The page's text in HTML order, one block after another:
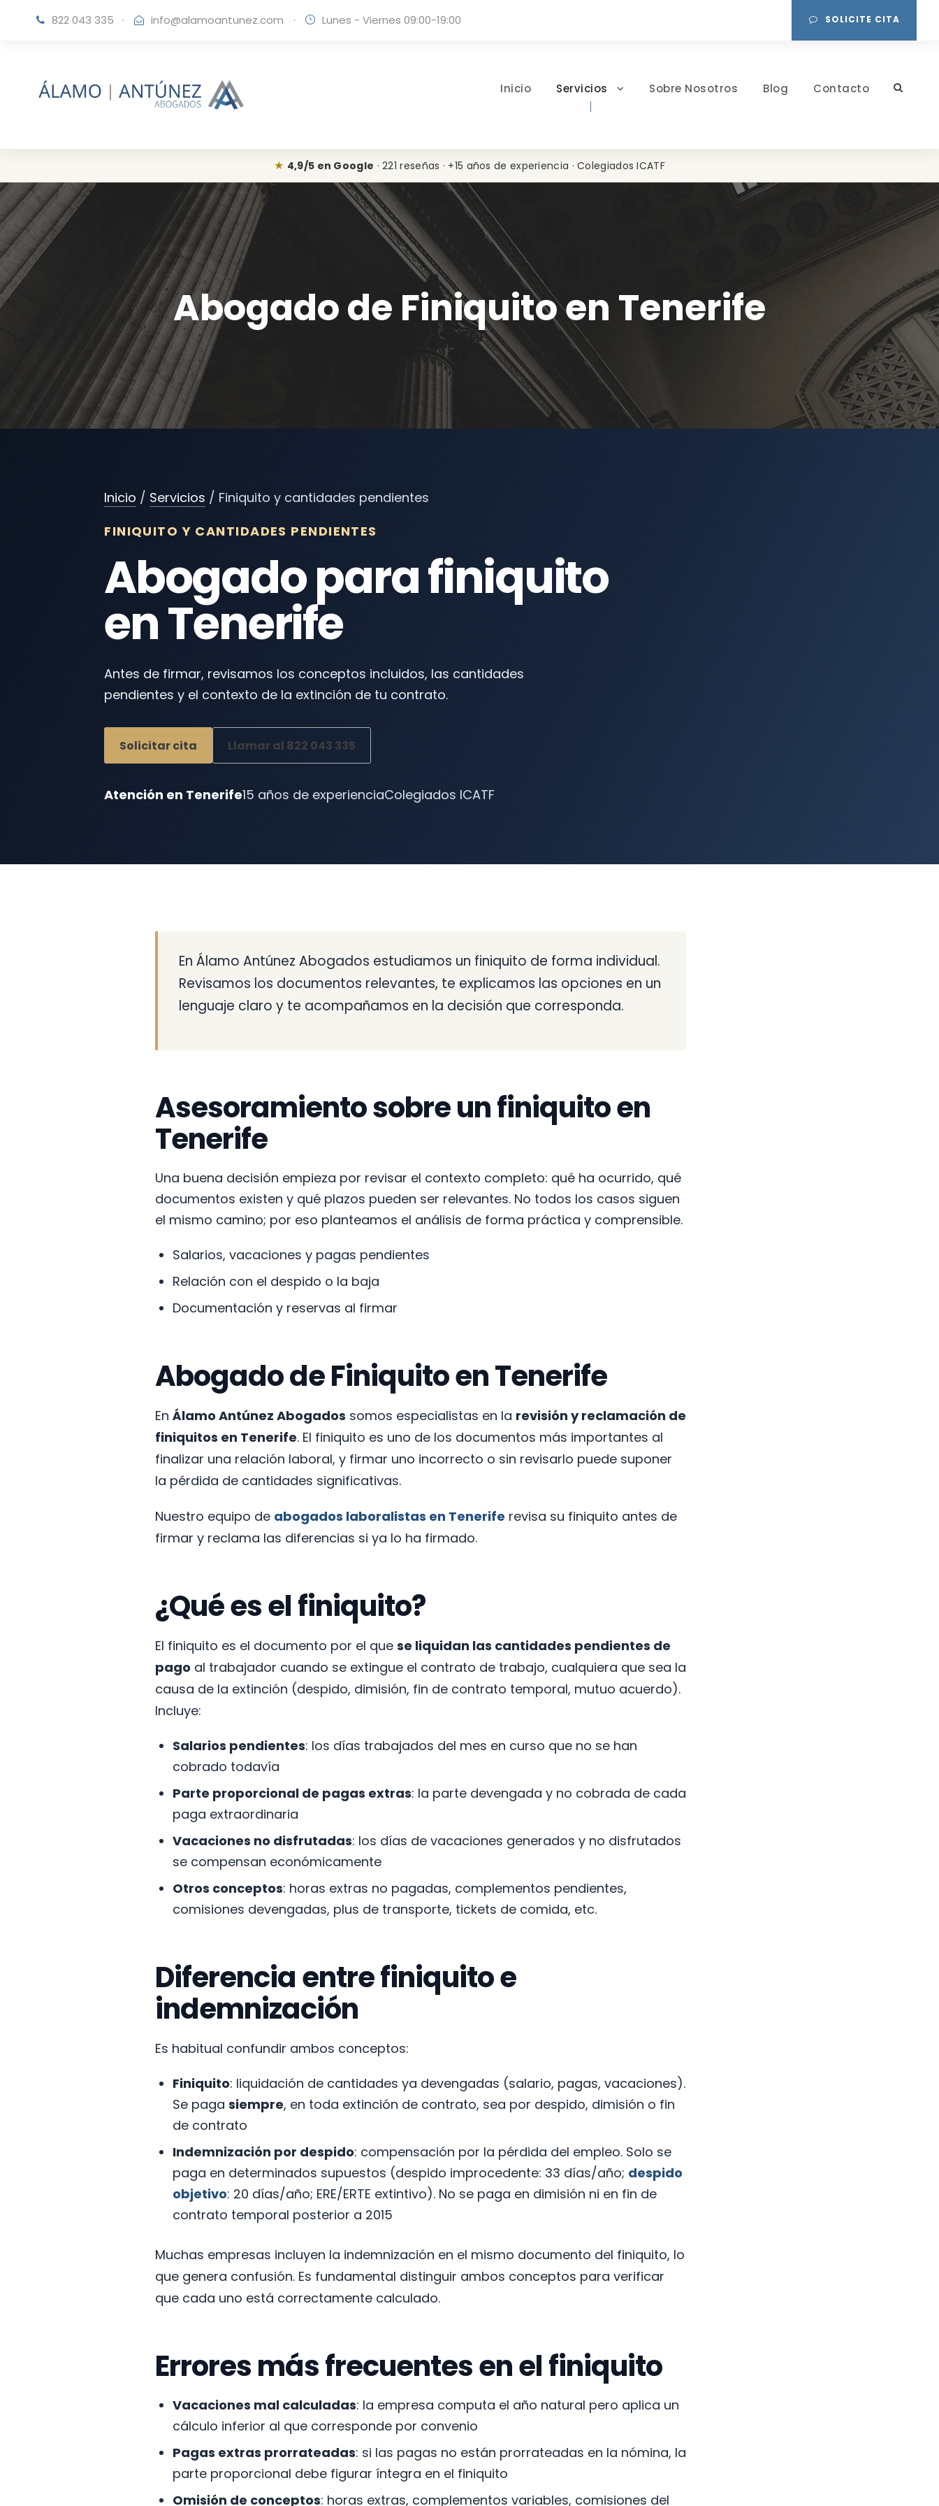
822 043 335 · info@alamoantunez.com · Lunes - Viernes 09:00-19:00 SOLICITE CITA
Inicio Servicios Sobre Nosotros Blog Contacto
★ 4,9/5 en Google · 221 reseñas · +15 años de experiencia · Colegiados ICATF
Abogado de Finiquito en Tenerife
Inicio / Servicios / Finiquito y cantidades pendientes
FINIQUITO Y CANTIDADES PENDIENTES
Abogado para finiquito
en Tenerife
Antes de firmar, revisamos los conceptos incluidos, las cantidades
pendientes y el contexto de la extinción de tu contrato.
Solicitar cita Llamar al 822 043 335
Atención en Tenerife15 años de experienciaColegiados ICATF
En Álamo Antúnez Abogados estudiamos un finiquito de forma individual.
Revisamos los documentos relevantes, te explicamos las opciones en un
lenguaje claro y te acompañamos en la decisión que corresponda.
Asesoramiento sobre un finiquito en
Tenerife
Una buena decisión empieza por revisar el contexto completo: qué ha ocurrido, qué
documentos existen y qué plazos pueden ser relevantes. No todos los casos siguen
el mismo camino; por eso planteamos el análisis de forma práctica y comprensible.
Salarios, vacaciones y pagas pendientes
Relación con el despido o la baja
Documentación y reservas al firmar
Abogado de Finiquito en Tenerife
En Álamo Antúnez Abogados somos especialistas en la revisión y reclamación de
finiquitos en Tenerife. El finiquito es uno de los documentos más importantes al
finalizar una relación laboral, y firmar uno incorrecto o sin revisarlo puede suponer
la pérdida de cantidades significativas.
Nuestro equipo de abogados laboralistas en Tenerife revisa su finiquito antes de
firmar y reclama las diferencias si ya lo ha firmado.
¿Qué es el finiquito?
El finiquito es el documento por el que se liquidan las cantidades pendientes de
pago al trabajador cuando se extingue el contrato de trabajo, cualquiera que sea la
causa de la extinción (despido, dimisión, fin de contrato temporal, mutuo acuerdo).
Incluye:
Salarios pendientes: los días trabajados del mes en curso que no se han
cobrado todavía
Parte proporcional de pagas extras: la parte devengada y no cobrada de cada
paga extraordinaria
Vacaciones no disfrutadas: los días de vacaciones generados y no disfrutados
se compensan económicamente
Otros conceptos: horas extras no pagadas, complementos pendientes,
comisiones devengadas, plus de transporte, tickets de comida, etc.
Diferencia entre finiquito e
indemnización
Es habitual confundir ambos conceptos:
Finiquito: liquidación de cantidades ya devengadas (salario, pagas, vacaciones).
Se paga siempre, en toda extinción de contrato, sea por despido, dimisión o fin
de contrato
Indemnización por despido: compensación por la pérdida del empleo. Solo se
paga en determinados supuestos (despido improcedente: 33 días/año; despido
objetivo: 20 días/año; ERE/ERTE extintivo). No se paga en dimisión ni en fin de
contrato temporal posterior a 2015
Muchas empresas incluyen la indemnización en el mismo documento del finiquito, lo
que genera confusión. Es fundamental distinguir ambos conceptos para verificar
que cada uno está correctamente calculado.
Errores más frecuentes en el finiquito
Vacaciones mal calculadas: la empresa computa el año natural pero aplica un
cálculo inferior al que corresponde por convenio
Pagas extras prorrateadas: si las pagas no están prorrateadas en la nómina, la
parte proporcional debe figurar íntegra en el finiquito
Omisión de conceptos: horas extras, complementos variables, comisiones del